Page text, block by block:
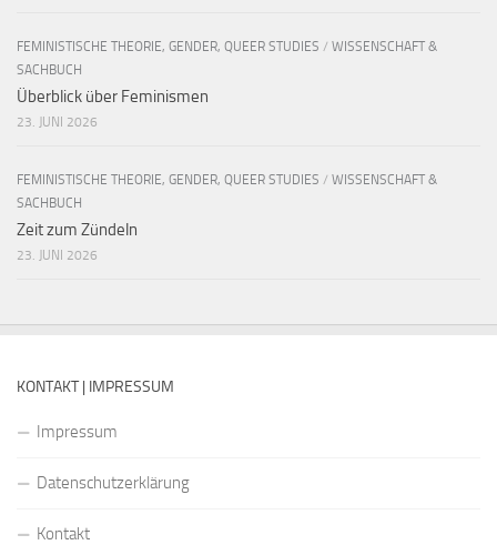
FEMINISTISCHE THEORIE, GENDER, QUEER STUDIES / WISSENSCHAFT &
SACHBUCH
Überblick über Feminismen
23. JUNI 2026
FEMINISTISCHE THEORIE, GENDER, QUEER STUDIES / WISSENSCHAFT &
SACHBUCH
Zeit zum Zündeln
23. JUNI 2026
KONTAKT | IMPRESSUM
Impressum
Datenschutzerklärung
Kontakt